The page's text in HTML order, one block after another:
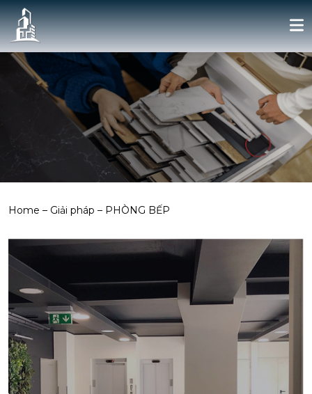
Home – Giải pháp – PHÒNG BẾP